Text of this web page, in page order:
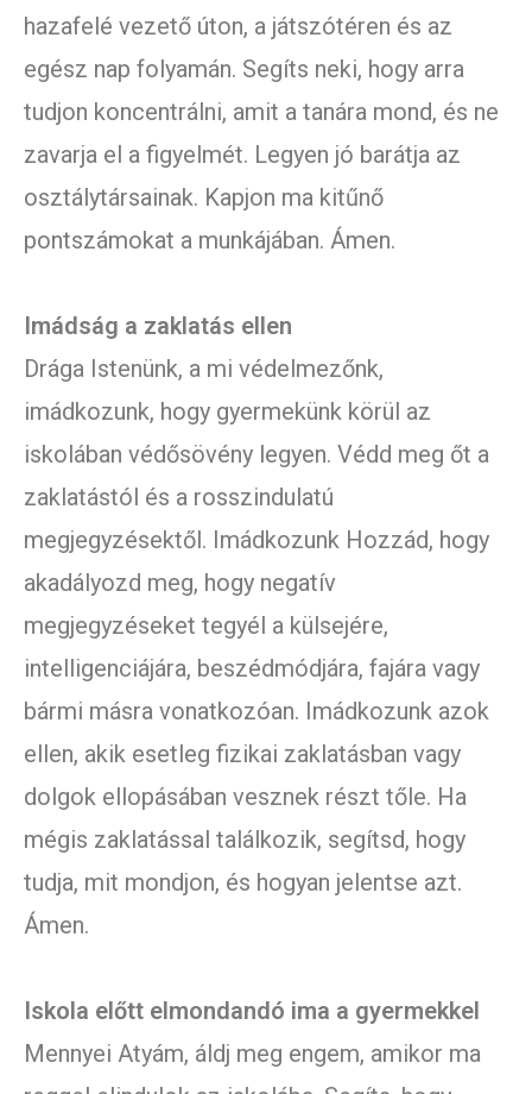
hazafelé vezető úton, a játszótéren és az
egész nap folyamán. Segíts neki, hogy arra
tudjon koncentrálni, amit a tanára mond, és ne
zavarja el a figyelmét. Legyen jó barátja az
osztálytársainak. Kapjon ma kitűnő
pontszámokat a munkájában. Ámen.
Imádság a zaklatás ellen
Drága Istenünk, a mi védelmezőnk,
imádkozunk, hogy gyermekünk körül az
iskolában védősövény legyen. Védd meg őt a
zaklatástól és a rosszindulatú
megjegyzésektől. Imádkozunk Hozzád, hogy
akadályozd meg, hogy negatív
megjegyzéseket tegyél a külsejére,
intelligenciájára, beszédmódjára, fajára vagy
bármi másra vonatkozóan. Imádkozunk azok
ellen, akik esetleg fizikai zaklatásban vagy
dolgok ellopásában vesznek részt tőle. Ha
mégis zaklatással találkozik, segítsd, hogy
tudja, mit mondjon, és hogyan jelentse azt.
Ámen.
Iskola előtt elmondandó ima a gyermekkel
Mennyei Atyám, áldj meg engem, amikor ma